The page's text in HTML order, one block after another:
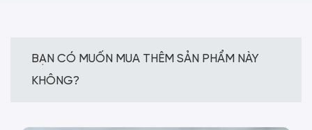
BẠN CÓ MUỐN MUA THÊM SẢN PHẨM NÀY
KHÔNG?